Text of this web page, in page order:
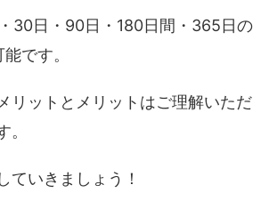
30日・90日・180日間・365日の
です。
リットとメリットはご理解いただ
。
ていきましょう！